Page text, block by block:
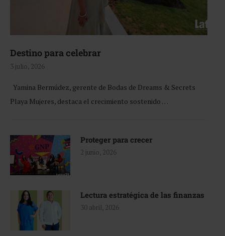
Destino para celebrar
3 julio, 2026
Yamina Bermúdez, gerente de Bodas de Dreams & Secrets
Playa Mujeres, destaca el crecimiento sostenido …
Proteger para crecer
2 junio, 2026
Lectura estratégica de las finanzas
30 abril, 2026